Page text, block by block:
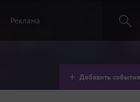
Реклама
Добавить события